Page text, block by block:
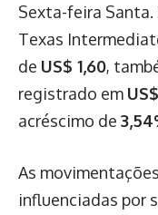
Sexta-feira
Texas
de US$ 1,60,
registrado em
acréscimo de
As
influenciadas por